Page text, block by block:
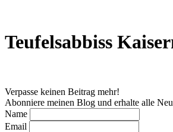
Teufelsabbiss
Verpasse keinen Beitrag mehr!
Abonniere meinen Blog und erhalte alle
Name
Email